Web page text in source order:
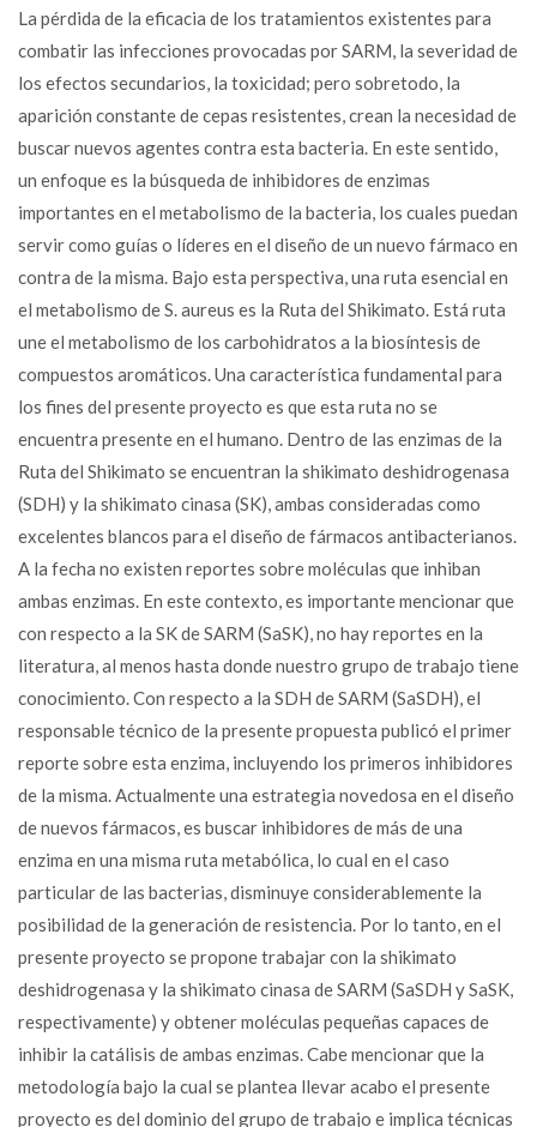
La pérdida de la eficacia de los tratamientos existentes para
combatir las infecciones provocadas por SARM, la severidad de
los efectos secundarios, la toxicidad; pero sobretodo, la
aparición constante de cepas resistentes, crean la necesidad de
buscar nuevos agentes contra esta bacteria. En este sentido,
un enfoque es la búsqueda de inhibidores de enzimas
importantes en el metabolismo de la bacteria, los cuales puedan
servir como guías o líderes en el diseño de un nuevo fármaco en
contra de la misma. Bajo esta perspectiva, una ruta esencial en
el metabolismo de S. aureus es la Ruta del Shikimato. Está ruta
une el metabolismo de los carbohidratos a la biosíntesis de
compuestos aromáticos. Una característica fundamental para
los fines del presente proyecto es que esta ruta no se
encuentra presente en el humano. Dentro de las enzimas de la
Ruta del Shikimato se encuentran la shikimato deshidrogenasa
(SDH) y la shikimato cinasa (SK), ambas consideradas como
excelentes blancos para el diseño de fármacos antibacterianos.
A la fecha no existen reportes sobre moléculas que inhiban
ambas enzimas. En este contexto, es importante mencionar que
con respecto a la SK de SARM (SaSK), no hay reportes en la
literatura, al menos hasta donde nuestro grupo de trabajo tiene
conocimiento. Con respecto a la SDH de SARM (SaSDH), el
responsable técnico de la presente propuesta publicó el primer
reporte sobre esta enzima, incluyendo los primeros inhibidores
de la misma. Actualmente una estrategia novedosa en el diseño
de nuevos fármacos, es buscar inhibidores de más de una
enzima en una misma ruta metabólica, lo cual en el caso
particular de las bacterias, disminuye considerablemente la
posibilidad de la generación de resistencia. Por lo tanto, en el
presente proyecto se propone trabajar con la shikimato
deshidrogenasa y la shikimato cinasa de SARM (SaSDH y SaSK,
respectivamente) y obtener moléculas pequeñas capaces de
inhibir la catálisis de ambas enzimas. Cabe mencionar que la
metodología bajo la cual se plantea llevar acabo el presente
proyecto es del dominio del grupo de trabajo e implica técnicas